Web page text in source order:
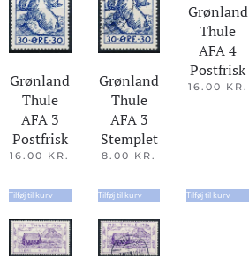
Grønland
Thule
AFA 3
Postfrisk
16.00 KR.
Tilføj til kurv
Grønland
Thule
AFA 3
Stemplet
8.00 KR.
Tilføj til kurv
Grønland
Thule
AFA 4
Postfrisk
16.00 KR.
Tilføj til kurv